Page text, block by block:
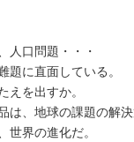
人口問題・・・
題に直面している。
えを出すか。
は、地球の課題の解決
世界の進化だ。